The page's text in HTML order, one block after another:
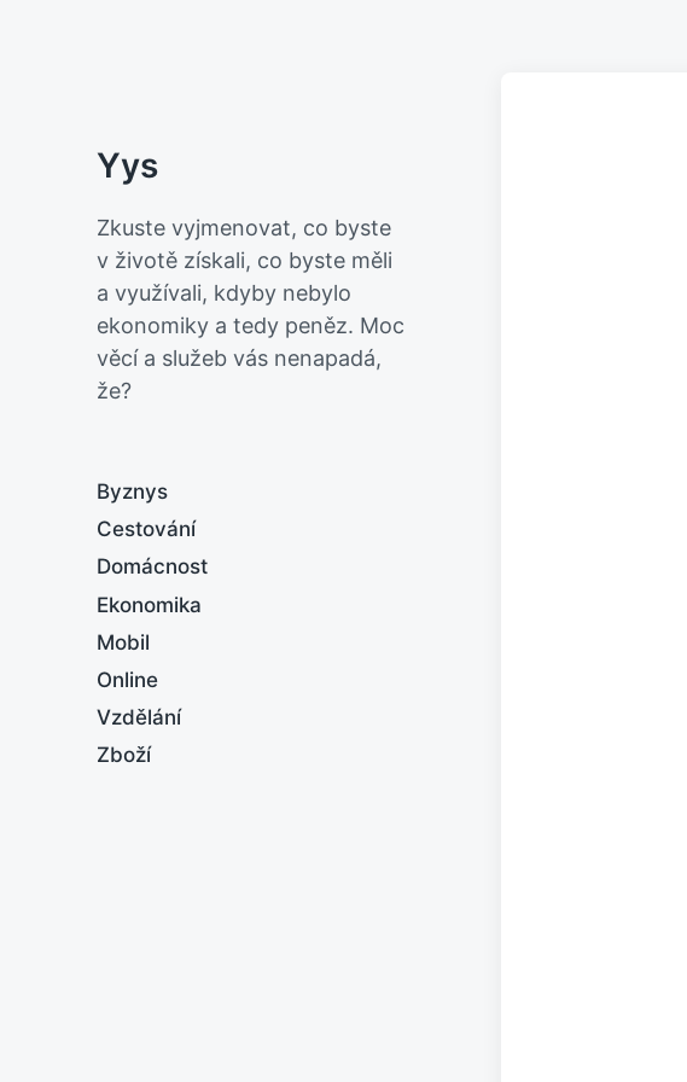
Yys
Zkuste vyjmenovat, co byste
v životě získali, co byste měli
a využívali, kdyby nebylo
ekonomiky a tedy peněz. Moc
věcí a služeb vás nenapadá,
že?
Byznys
Cestování
Domácnost
Ekonomika
Mobil
Online
Vzdělání
Zboží